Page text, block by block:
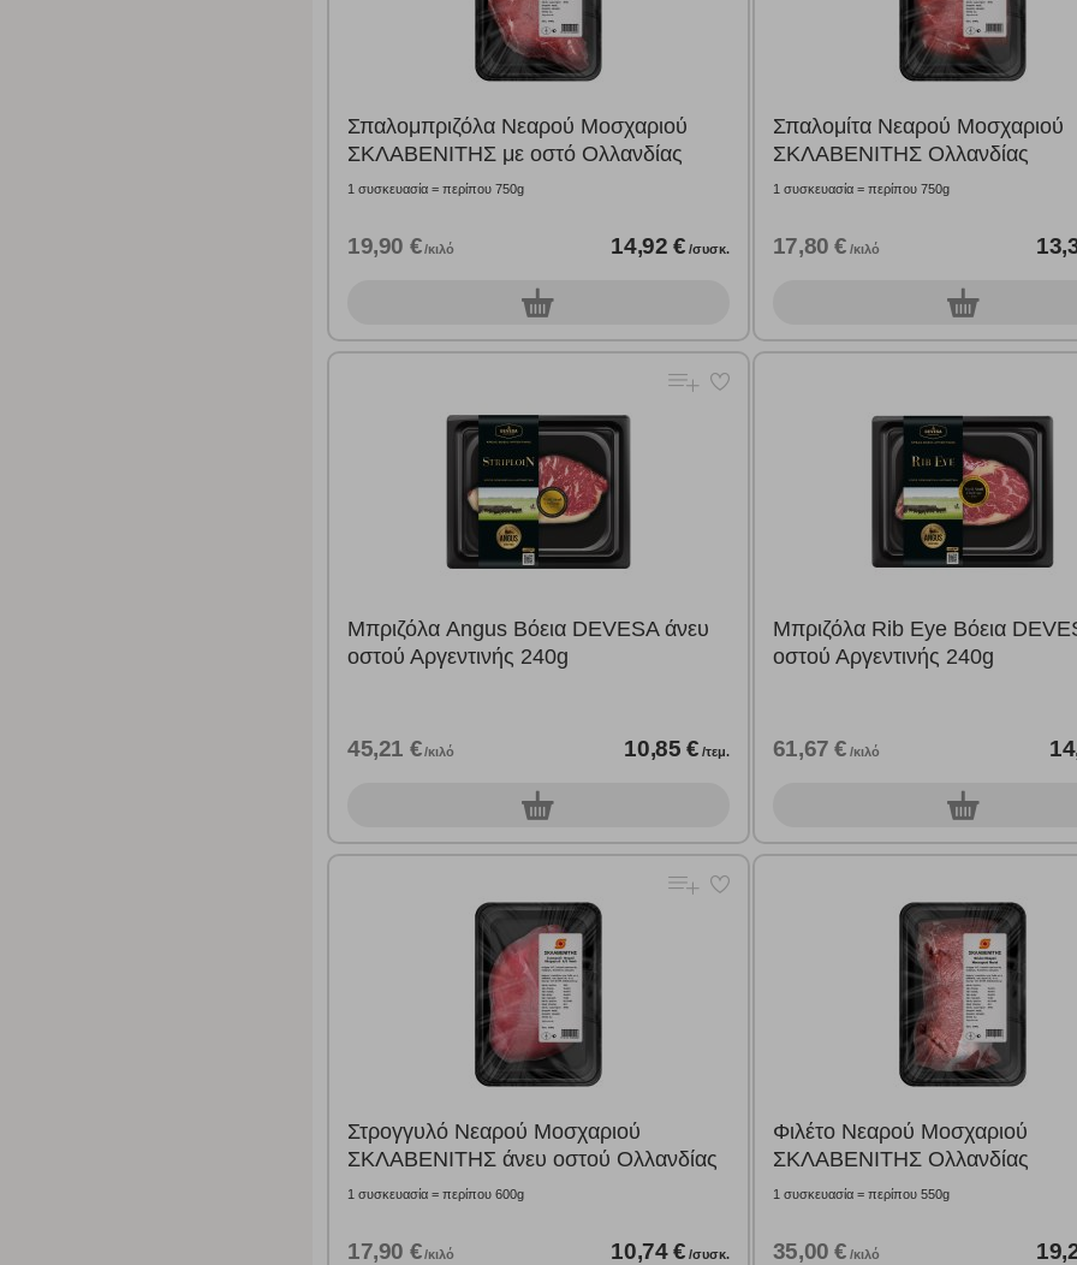
Σπαλομπριζόλα Νεαρού Μοσχαριού
ΣΚΛΑΒΕΝΙΤΗΣ με οστό Ολλανδίας
1 συσκευασία = περίπου 750g
19,90 €/κιλό 14,92 € /συσκ.
0 συσκ.
Σπαλομίτα Νεαρού Μοσχαριού
ΣΚΛΑΒΕΝΙΤΗΣ Ολλανδίας
1 συσκευασία = περίπου 750g
17,80 € /κιλό
0συσκ.
Μπριζόλα Angus Βόεια DEVESA άνευ
οστού Αργεντινής 240g
45,21 €/κιλό 10,85 € /τεμ.
0τεμ.
Μπριζόλα Rib Eye Βόεια
οστού Αργεντινής 240g
61,67 € /κιλό
0τεμ.
Στρογγυλό Νεαρού Μοσχαριού
ΣΚΛΑΒΕΝΙΤΗΣ άνευ οστού Ολλανδίας
1 συσκευασία = περίπου 600g
17,90 €/κιλό 10,74 € /συσκ.
Φιλέτο Νεαρού Μοσχαριού
ΣΚΛΑΒΕΝΙΤΗΣ Ολλανδίας
1 συσκευασία = περίπου 550g
35,00 € /κιλό
Η συγκεκριμένη κατηγορία cookies μας δίνει τη δυνατότητα να ενημερωνόμαστε για την επισκεψιμότητα του ιστότοπού μας, ώστε
να γνωρίζουμε ποιες σελίδες είναι περισσότερο, ή λιγότερο δημοφιλείς και να βλέπουμε την αλληλεπίδραση του χρήστη και το
τα cookies είναι συγκεντρωτικές και, συνεπώς, ανώνυμες. Αν δεν επιτρέψετε την αποδοχή αυτής της κατηγορίας cookies, δεν θα
Απολύτως απαραίτητα cookies
αποκλείει ή να σας ειδοποιεί σχετικά με αυτά τα cookies, με το ενδεχόμενο σε αυτήν την περίπτωση ορισμένα τμήματα του ιστότοπου